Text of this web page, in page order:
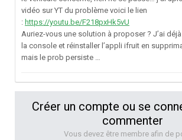
vidéo sur YT du problème voici le lien
: https://youtu.be/F218pxHk5vU
Auriez-vous une solution à proposer ? J’ai
la console et réinstaller l’appli ifruit en
mais le prob persiste …
Créer un compte ou se
commenter
Vous devez être membre afin de